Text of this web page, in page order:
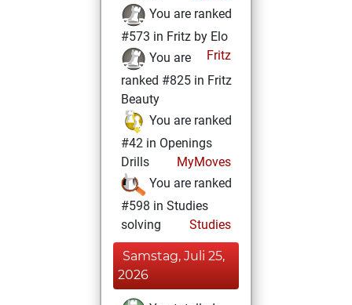
You are ranked
#573 in Fritz by Elo
Fritz
You are
ranked #825 in Fritz
Beauty
You are ranked
#42 in Openings
Drills
MyMoves
You are ranked
#598 in Studies
solving
Studies
Samstag, Juli 25,
2026